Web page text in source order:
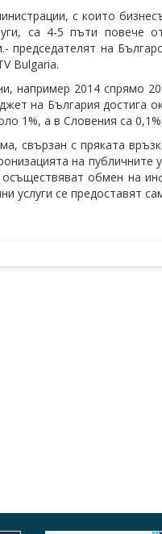
с които
са 4-5 пъти повече
председателят на
Bulgaria.
например 2014 спрямо
на България достига
1%, а в Словения са
свързан с пряката
на
обмен на
услуги се предоставят